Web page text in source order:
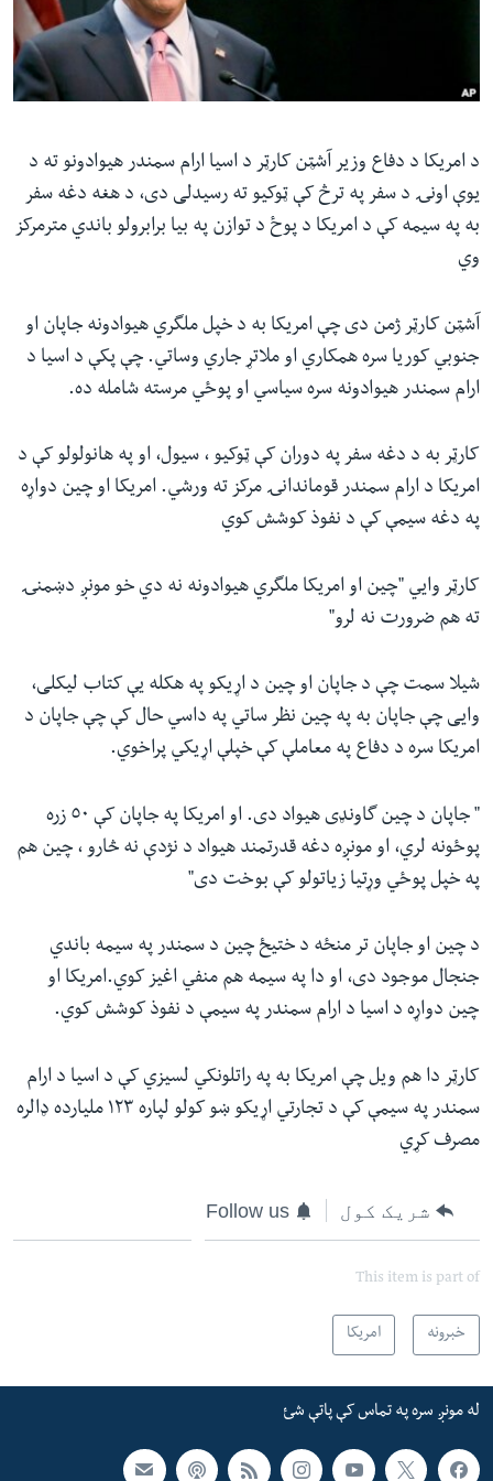
ځای
ژبې
د امریکا د دفاع وزیر آشټن کارټر د اسیا ارام سمندر هیوادونو ته د
یوې اونۍ د سفر په ترڅ کې ټوکیو ته رسیدلی دی، د هغه دغه سفر
به په سیمه کې د امریکا د پوځ د توازن په بیا برابرولو باندي مترمرکز
وي
آشټن کارټر ژمن دی چې امریکا به د خپل ملگري هیوادونه جاپان او
جنوبي کوریا سره همکاري او ملاتړ جاري وساتي. چې پکې د اسیا د
ارام سمندر هیوادونه سره سیاسي او پوځي مرسته شامله ده.
کارټر به د دغه سفر په دوران کې ټوکیو ، سیول، او په هانولولو کې د
امریکا د ارام سمندر قوماندانۍ مرکز ته ورشي. امریکا او چین دواړه
په دغه سیمې کې د نفوذ کوشش کوي
کارټر وایي "چین او امریکا ملگري هیوادونه نه دي خو مونږ دښمنۍ
ته هم ضرورت نه لرو"
شیلا سمت چې د جاپان او چین د اړیکو په هکله یې کتاب لیکلی،
وایی چې جاپان به په چین نظر ساتي په داسي حال کې چې جاپان د
امریکا سره د دفاع په معاملې کې خپلې اړیکي پراخوي.
" جاپان د چین گاونډی هیواد دی. او امریکا په جاپان کې ٥٠ زره
پوځونه لري، او مونږه دغه قدرتمند هیواد د نژدې نه څارو ، چین هم
په خپل پوځي وړتیا زیاتولو کې بوخت دی"
د چین او جاپان تر منځه د ختیځ چین د سمندر په سیمه باندي
جنجال موجود دی، او دا په سیمه هم منفي اغیز کوي.امریکا او
چین دواړه د اسیا د ارام سمندر په سیمې د نفوذ کوشش کوي.
کارټر دا هم ویل چې امریکا به په راتلونکي لسیزي کې د اسیا د ارام
سمندر په سیمې کې د تجارتي اړیکو ښو کولو لپاره ١٢٣ ملیارده ډالره
مصرف کړي
شریک کول Follow us
This item is part of
خبرونه امریکا
له مونږ سره په تماس کې پاتې شئ